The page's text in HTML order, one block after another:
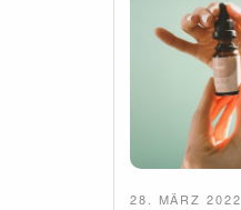
28. MÄRZ 2022